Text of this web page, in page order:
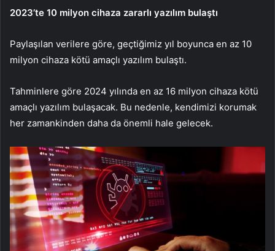
2023’te 10 milyon cihaza zararlı yazılım bulaştı
Paylaşılan verilere göre, geçtiğimiz yıl boyunca en az 10
milyon cihaza kötü amaçlı yazılım bulaştı.
Tahminlere göre 2024 yılında en az 16 milyon cihaza kötü
amaçlı yazılım bulaşacak. Bu nedenle, kendimizi korumak
her zamankinden daha da önemli hale gelecek.